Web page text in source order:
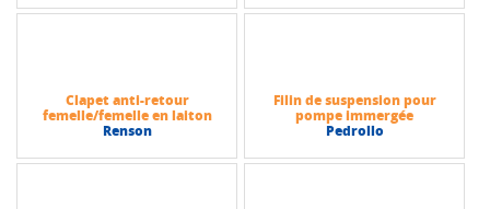
Clapet anti-retour
femelle/femelle en laiton
Renson
Filin de suspension pour
pompe immergée
Pedrollo